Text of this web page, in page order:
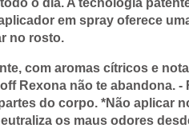
o dia. A tecnologia
em spray oferece
no rosto.
com aromas cítricos e
Rexona não te abandona.
do corpo. *Não aplicar
os maus odores